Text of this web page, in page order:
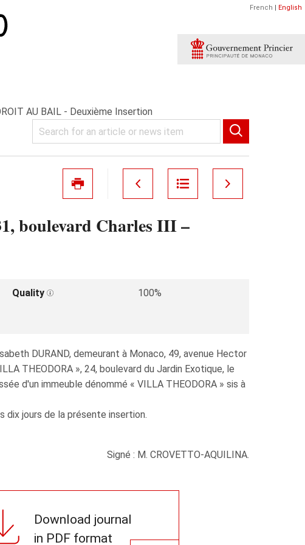
French | English
AU BAIL - Deuxième Insertion
boulevard Charles III –
Quality
100%
DURAND, demeurant à Monaco, 49, avenue Hector
THEODORA », 24, boulevard du Jardin Exotique, le
d'un immeuble dénommé « VILLA THEODORA » sis à
dix jours de la présente insertion.
Signé : M. CROVETTO-AQUILINA.
Download journal
in PDF format